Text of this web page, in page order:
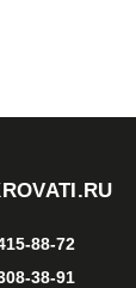
88-72
38-91